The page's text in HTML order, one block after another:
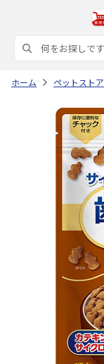
ホーム ペットストア